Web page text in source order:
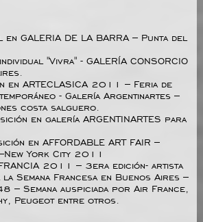
GALERIA DE LA BARRA – Punta del
"Vivra" - GALERÍA CONSORCIO
en ARTECLASICA 2011 – Feria de
- Galería Argentinartes –
costa salguero.
en galería ARGENTINARTES para
en AFFORDABLE ART FAIR –
York City 2011
2011 – 3era edición- artista
Semana Francesa en Buenos Aires –
– Semana auspiciada por Air France,
Peugeot entre otros.